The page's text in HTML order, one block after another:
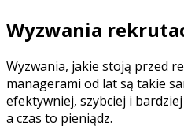
Wyzwania
Wyzwania, jakie stoją przed
managerami od lat są takie
efektywniej, szybciej i
a czas to pieniądz.